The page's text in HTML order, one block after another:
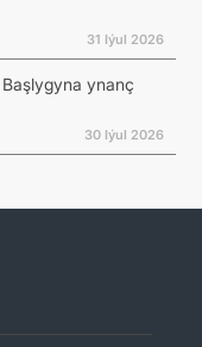
31 Iýul 2026
ynanç
30 Iýul 2026